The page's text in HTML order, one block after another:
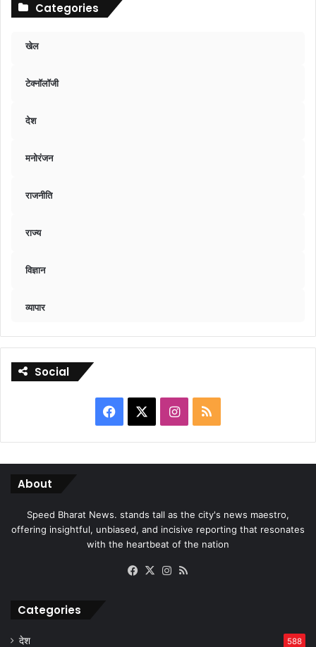
Categories
खेल
टेक्नॉलॉजी
देश
मनोरंजन
राजनीति
राज्य
विज्ञान
व्यापार
Social
Facebook Instagram
RSS
About
Speed Bharat News. stands tall as the city's news maestro,
offering insightful, unbiased, and incisive reporting that resonates
with the heartbeat of the nation
Facebook
X Instagram
Categories
देश 588